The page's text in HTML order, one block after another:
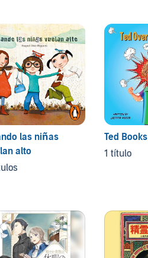
las niñas
alto
Ted Books
1 título